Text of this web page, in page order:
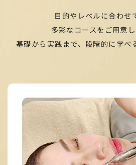
目的やレベルに合わせ
多彩なコースをご用意し
基礎から実践まで、 段階的に学べ